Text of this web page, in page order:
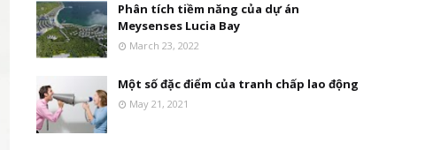
Phân tích tiềm năng của dự án
Meysenses Lucia Bay
March 23, 2022
Một số đặc điểm của tranh chấp lao động
May 21, 2021